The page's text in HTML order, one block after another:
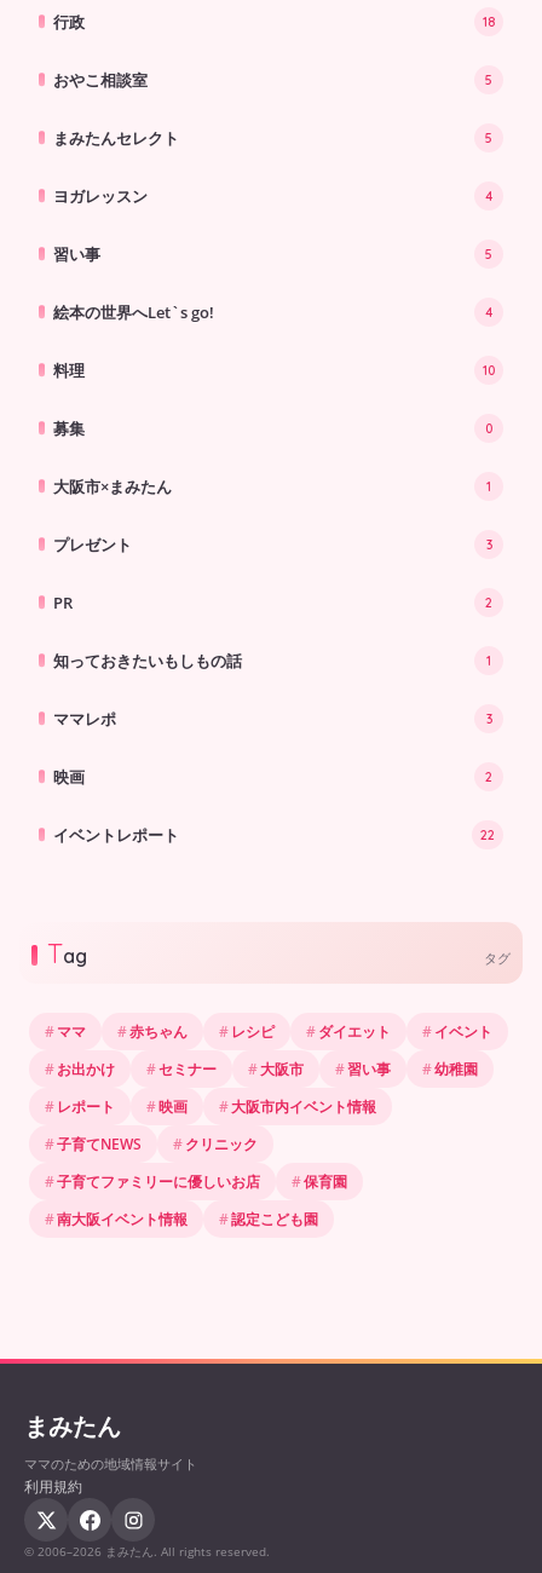
行政 18
おやこ相談室 5
まみたんセレクト 5
ヨガレッスン 4
習い事 5
絵本の世界へLet`s go! 4
料理 10
募集 0
大阪市×まみたん 1
プレゼント 3
PR 2
知っておきたいもしもの話 1
ママレポ 3
映画 2
イベントレポート 22
Tag タグ
ママ 赤ちゃん レシピ ダイエット
イベント
お出かけ
セミナー 大阪市 習い事
幼稚園
レポート
映画
大阪市内イベント情報
子育てNEWS
クリニック
子育てファミリーに優しいお店
保育園
南大阪イベント情報
認定こども園
まみたん
ママのための地域情報サイト
利用規約
© 2006–2026 まみたん. All rights reserved.